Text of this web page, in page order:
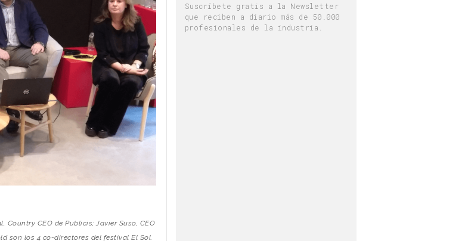
Country CEO de Publicis; Javier Suso, CEO
son los 4 co-directores del festival El Sol.
Suscríbete gratis a la Newsletter
que reciben a diario más de 50.000
profesionales de la industria.